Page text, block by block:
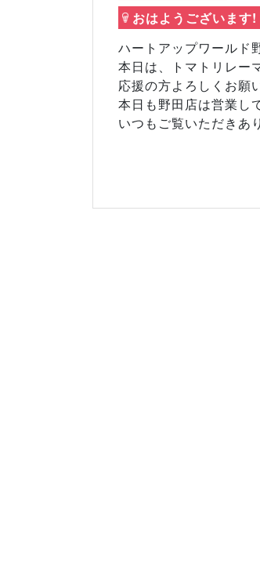
おはようございます
ハートアップワールド
本日は、トマトリレー
応援の方よろしくお願
本日も野田店は営業し
いつもご覧いただきあ